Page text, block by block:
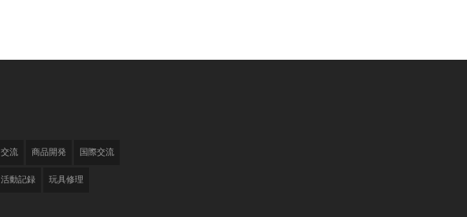
交流 商品開発 国際交流
活動記録 玩具修理